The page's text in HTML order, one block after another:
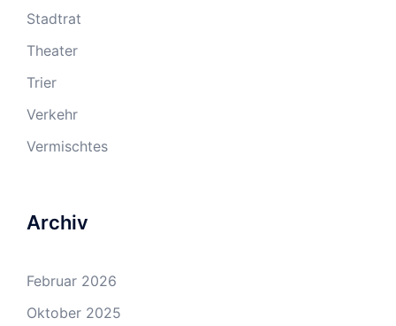
Stadtrat
Theater
Trier
Verkehr
Vermischtes
Archiv
Februar 2026
Oktober 2025